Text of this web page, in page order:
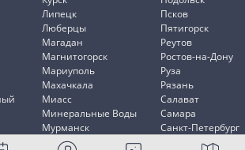
Липецк
Люберцы
Магадан
Магнитогорск
Мариуполь
Махачкала
Миасс
Минеральные Воды
Мурманск
Мытищи
Псков
Пятигорск
Реутов
Ростов-на-Дону
Руза
Рязань
Салават
Самара
Санкт-Петербург